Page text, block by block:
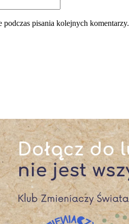
podczas pisania kolejnych komentarzy.